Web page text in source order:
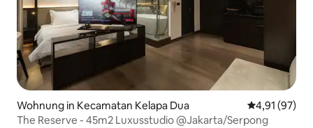
Wohnung in Kecamatan Kelapa Dua
4,91 (97)
The Reserve - 45m2 Luxusstudio @Jakarta/Serpong